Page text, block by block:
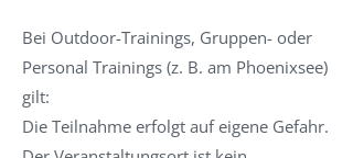
Bei Outdoor-Trainings, Gruppen- oder
Personal Trainings (z. B. am Phoenixsee)
gilt:
Die Teilnahme erfolgt auf eigene Gefahr.